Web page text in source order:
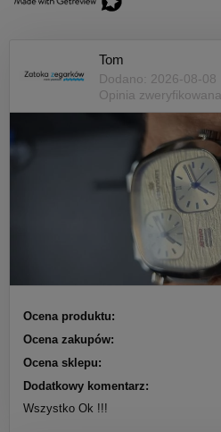
Tom
Dodano: 2026-08-08
Opinia zweryfikowana
Ocena produktu:
Ocena zakupów:
Ocena sklepu:
Dodatkowy komentarz:
Wszystko Ok !!!